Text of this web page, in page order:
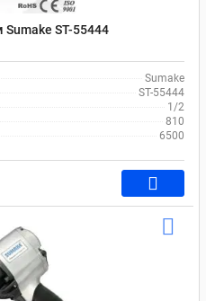
ST-55444
Sumake
ST-55444
1/2
810
6500